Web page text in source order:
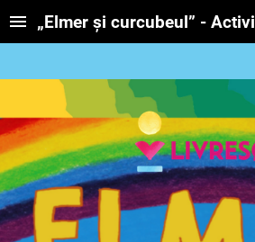
„Elmer și curcubeul” -